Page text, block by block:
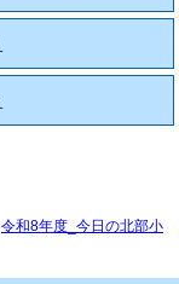
令和8年度_今日の北部小